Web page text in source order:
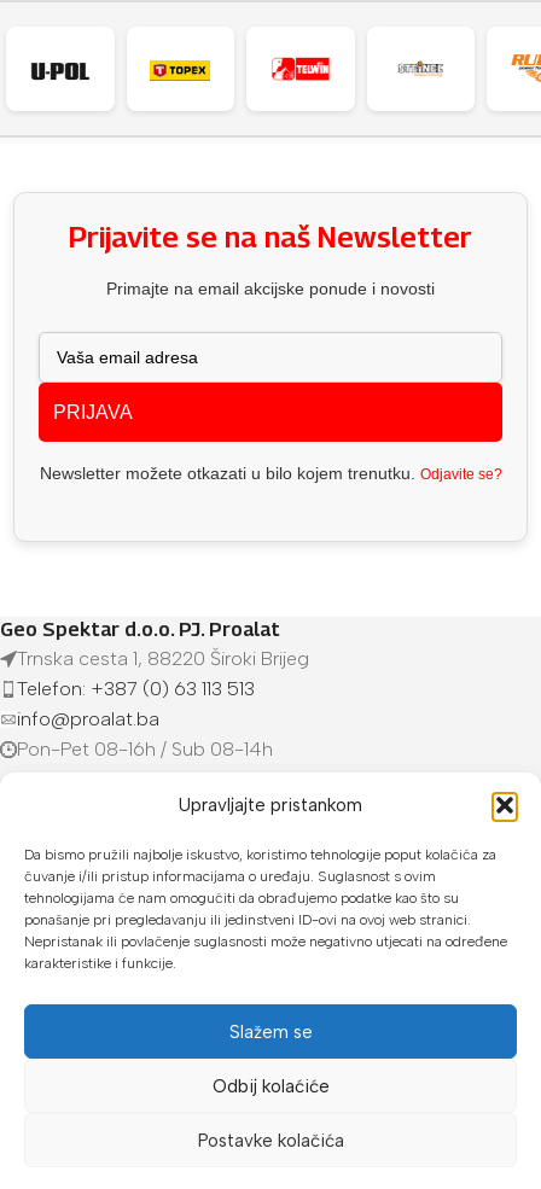
Upravljajte pristankom
Da bismo pružili najbolje iskustvo, koristimo tehnologije poput kolačića za
čuvanje i/ili pristup informacijama o uređaju. Suglasnost s ovim
tehnologijama će nam omogućiti da obrađujemo podatke kao što su
ponašanje pri pregledavanju ili jedinstveni ID-ovi na ovoj web stranici.
Nepristanak ili povlačenje suglasnosti može negativno utjecati na određene
karakteristike i funkcije.
Slažem se
Odbij kolaćiće
Postavke kolačića
Prijavite se na naš Newsletter
Primajte na email akcijske ponude i novosti
PRIJAVA
Newsletter možete otkazati u bilo kojem trenutku. Odjavite se?
Geo Spektar d.o.o. PJ. Proalat
Trnska cesta 1, 88220 Široki Brijeg
Telefon: +387 (0) 63 113 513
info@proalat.ba
Pon-Pet 08-16h / Sub 08-14h
UVJETI KUPOVINE
NAČINI PLAĆANJA
U našoj web trgovini možete platiti:
Kreditnim karticama jednokratno ili do 24 rate
Općom uplatnicom, virmanom, internet bankarstvom
Gotovinom prilikom preuzimanja